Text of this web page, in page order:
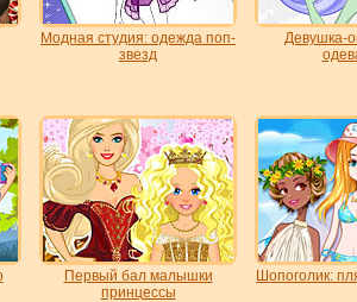
Модная студия: одежда поп-
звезд
Девушка-
Первый бал малышки
принцессы
Шопоголик: